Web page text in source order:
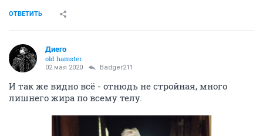
ОТВЕТИТЬ
Диего
old hamster
02 мая 2020 Badger211
И так же видно всё - отнюдь не стройная, много
лишнего жира по всему телу.